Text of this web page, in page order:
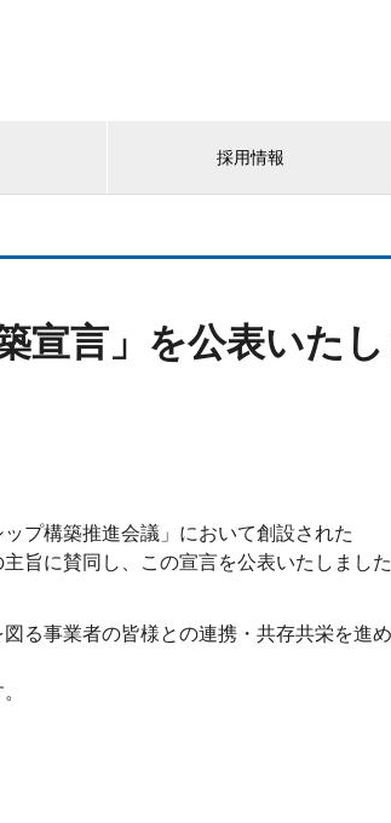
採用情報
宣言」を公表いた
プ構築推進会議」において創設された
旨に賛同し、この宣言を公表いたしました
る事業者の皆様との連携・共存共栄を進